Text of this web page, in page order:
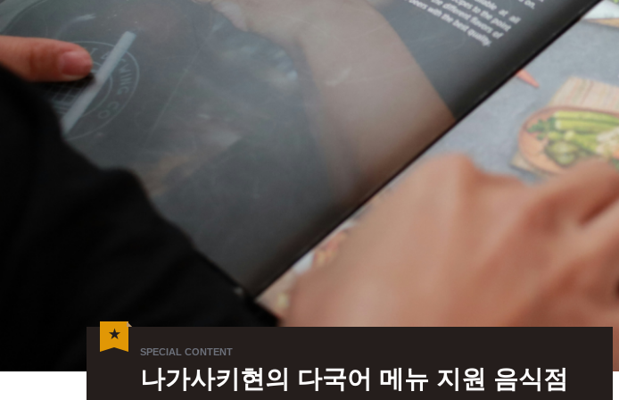
나가사키현의 다국어 메뉴 지원 음식점